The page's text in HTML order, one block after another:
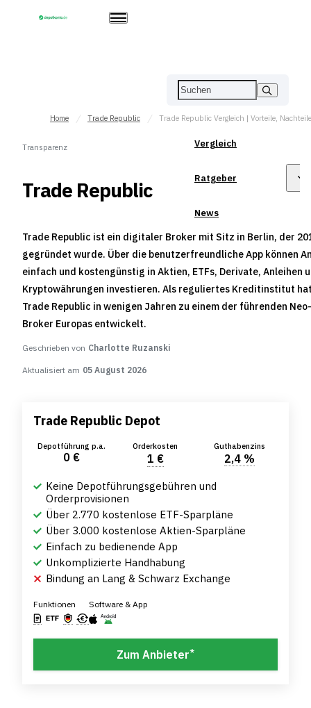
Vergleich
Ratgeber
News
Home Trade Republic
Transparenz
Trade Republic
Trade Republic ist ein digitaler Broker mit Sitz in Berlin, der
gegründet wurde. Über die benutzerfreundliche App können
einfach und kostengünstig in Aktien, ETFs, Derivate, Anleihen
Kryptowährungen investieren. Als reguliertes Kreditinstitut
Trade Republic in wenigen Jahren zu einem der führenden Neo-
Broker Europas entwickelt.
Geschrieben von Charlotte Ruzanski
Aktualisiert am 05 August 2026
Trade Republic Depot
Depotführung p.a.
0 €
Orderkosten
1 €
Guthabenzins
2,4 %
Keine Depotführungsgebühren und
Orderprovisionen
Über 2.770 kostenlose ETF-Sparpläne
Über 3.000 kostenlose Aktien-Sparpläne
Einfach zu bedienende App
Unkomplizierte Handhabung
Bindung an Lang & Schwarz Exchange
Funktionen Software & App
Zum Anbieter*